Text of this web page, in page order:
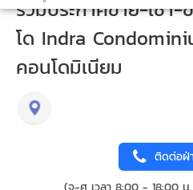
รวมประกาศขาย-เช่า
โด Indra
คอนโดมิเนียม
ติดต่อฝ่